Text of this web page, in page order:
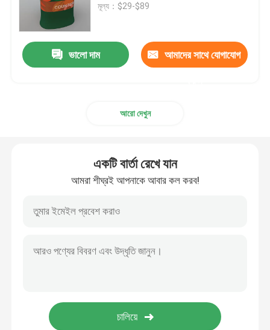
মূল্য：$29-$89
ভালো দাম আমাদের সাথে যোগাযোগ
আরো দেখুন
একটি বার্তা রেখে যান
আমরা শীঘ্রই আপনাকে আবার কল করব!